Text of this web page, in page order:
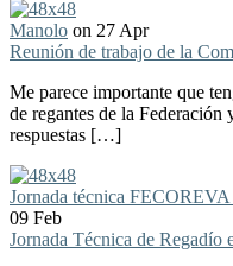
Manolo on 27 Apr
Reunión de trabajo de la
Me parece importante que
de regantes de la Federación
respuestas […]
Jornada técnica
09 Feb
Jornada Técnica de Regadío